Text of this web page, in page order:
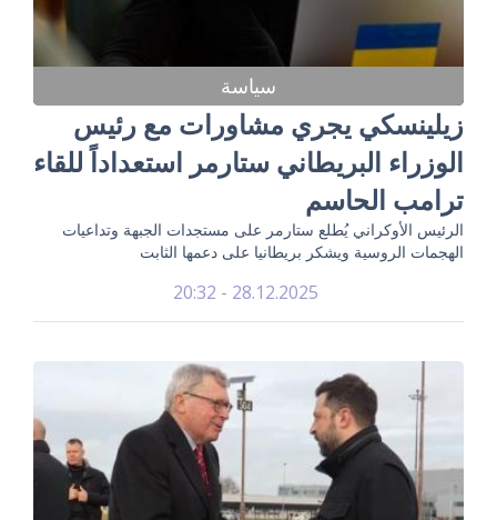
سياسة
زيلينسكي يجري مشاورات مع رئيس
الوزراء البريطاني ستارمر استعداداً للقاء
ترامب الحاسم
الرئيس الأوكراني يُطلع ستارمر على مستجدات الجبهة وتداعيات
الهجمات الروسية ويشكر بريطانيا على دعمها الثابت
28.12.2025 - 20:32